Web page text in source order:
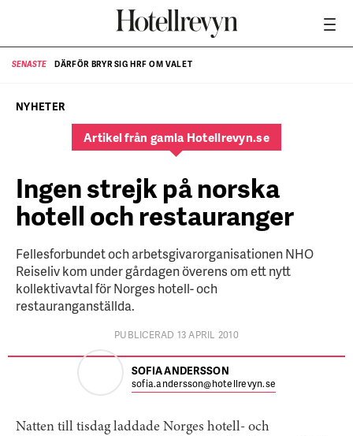
SENASTE DÄRFÖR BRYR SIG HRF OM VALET
NYHETER
Artikel från gamla Hotellrevyn.se
Ingen strejk på norska
hotell och restauranger
Fellesforbundet och arbetsgivarorganisationen NHO
Reiseliv kom under gårdagen överens om ett nytt
kollektivavtal för Norges hotell- och
restauranganställda.
PUBLICERAD 13 APRIL 2010
SOFIA ANDERSSON
sofia.andersson@hotellrevyn.se
Natten till tisdag laddade Norges hotell- och